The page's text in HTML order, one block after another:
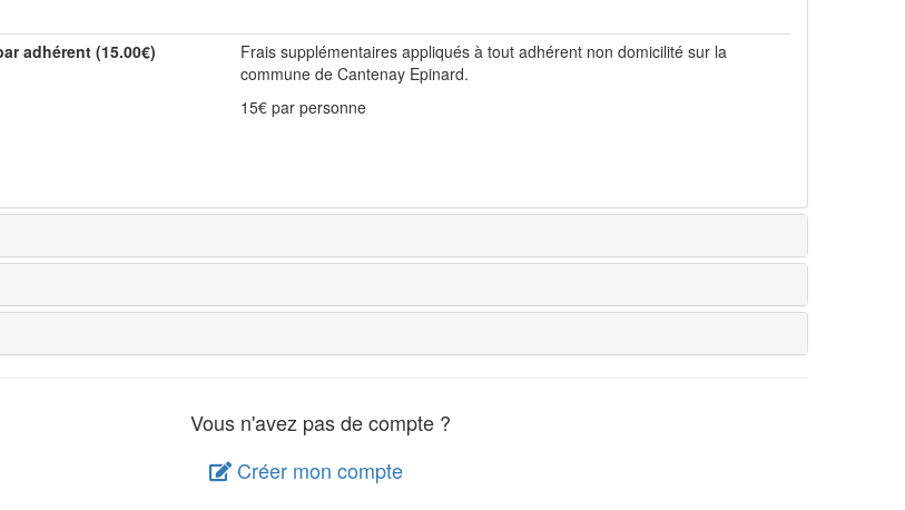
adhérent (15.00€)
Frais supplémentaires appliqués à tout adhérent non domicilité sur la
commune de Cantenay Epinard.
15€ par personne
Vous n'avez pas de compte ?
Créer mon compte